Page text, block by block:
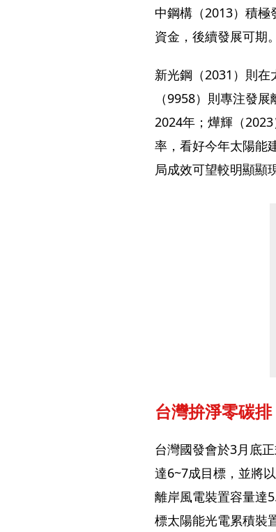
中鋼構（2013）積
資金，後續發展可期。
新光鋼（2031）則
（9958）則專注發
2024年；燁輝（
率，看好今年太陽能
局成效可望較明顯顯現
台灣拚淨零碳
台灣國發會於3月底
達6~7成目標，並將
離岸風電裝置容量達
標太陽能光電累積裝